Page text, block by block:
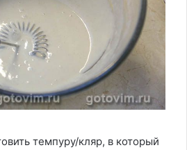
темпуру/кляр, в который